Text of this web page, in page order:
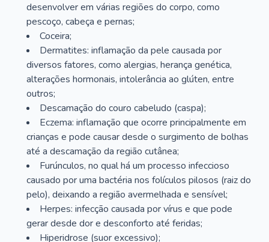
desenvolver em várias regiões do corpo, como
pescoço, cabeça e pernas;
Coceira;
Dermatites: inflamação da pele causada por
diversos fatores, como alergias, herança genética,
alterações hormonais, intolerância ao glúten, entre
outros;
Descamação do couro cabeludo (caspa);
Eczema: inflamação que ocorre principalmente em
crianças e pode causar desde o surgimento de bolhas
até a descamação da região cutânea;
Furúnculos, no qual há um processo infeccioso
causado por uma bactéria nos folículos pilosos (raiz do
pelo), deixando a região avermelhada e sensível;
Herpes: infecção causada por vírus e que pode
gerar desde dor e desconforto até feridas;
Hiperidrose (suor excessivo);